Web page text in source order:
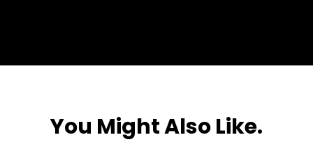
You Might Also Like.